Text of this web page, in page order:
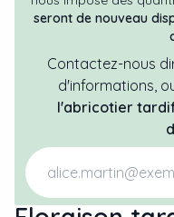
seront de nouveau
Contactez-nous
d'informations,
l'abricotier